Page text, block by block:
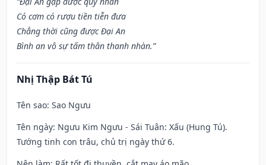
Có cơm có rượu tiền tiễn đưa
Chẳng thời cũng được Đại An
Bình an vô sự tấm thân thanh nhàn.”
Nhị Thập Bát Tú
Tên sao: Sao Ngưu
Tên ngày: Ngưu Kim Ngưu - Sái Tuân: Xấu (Hung Tú).
Tướng tinh con trâu, chủ trị ngày thứ 6.